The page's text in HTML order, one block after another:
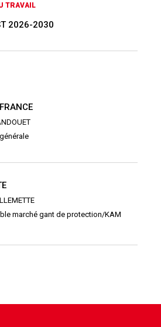
TRAVAIL
2026-2030
marché gant de protection/KAM